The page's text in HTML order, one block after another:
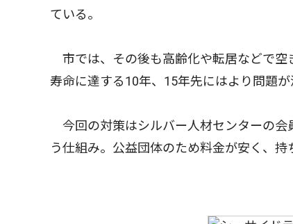
ている。
市では、その後も高齢化や転居などで空
寿命に達する10年、15年先にはより問題
今回の対策はシルバー人材センターの会
う仕組み。公益団体のため料金が安く、